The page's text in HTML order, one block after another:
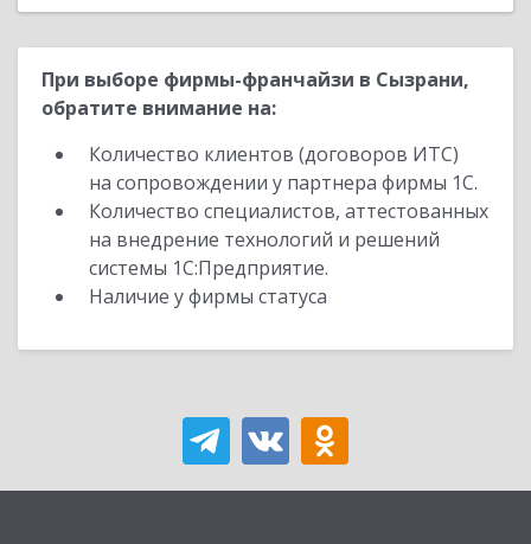
При выборе фирмы-франчайзи в Сызрани,
обратите внимание на:
Количество клиентов (договоров ИТС)
на сопровождении у партнера фирмы 1С.
Количество специалистов, аттестованных
на внедрение технологий и решений
системы 1С:Предприятие.
Наличие у фирмы статуса